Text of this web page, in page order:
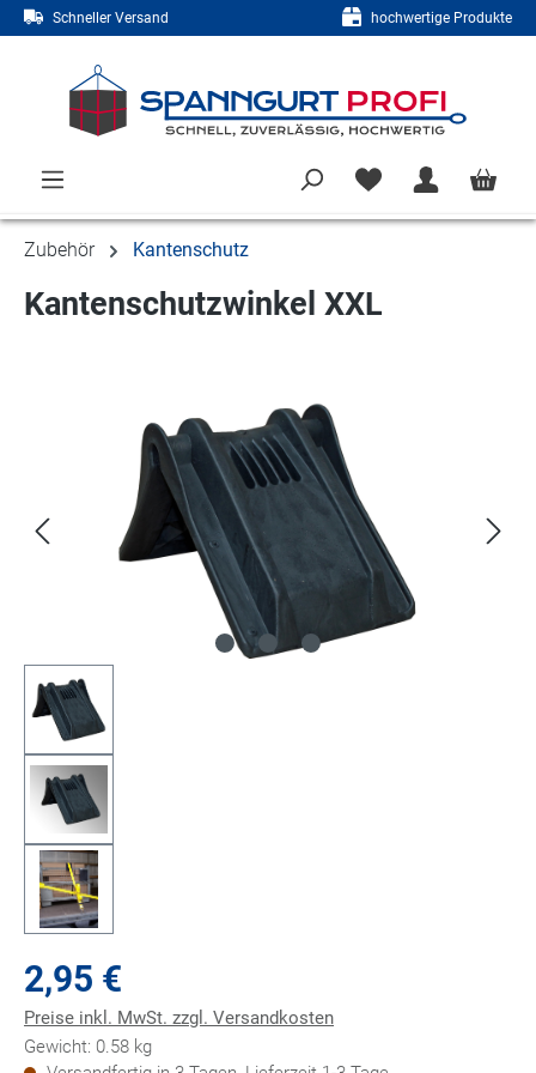
Zum Hauptinhalt springen
Schneller Versand hochwertige Produkte
Zubehör Kantenschutz
Kantenschutzwinkel XXL
2,95 €
Preise inkl. MwSt. zzgl. Versandkosten
Gewicht: 0.58 kg